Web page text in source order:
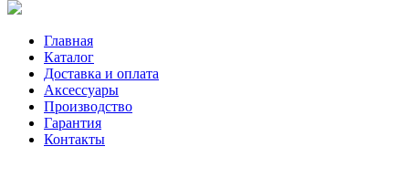
Главная
Каталог
Доставка и оплата
Аксессуары
Производство
Гарантия
Контакты